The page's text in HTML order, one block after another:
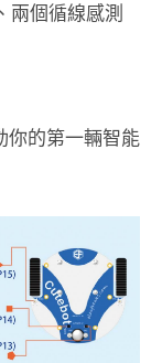
兩個循線感測
你的第一輛智能